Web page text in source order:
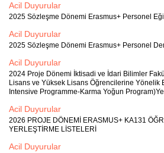
Acil Duyurular
2025 Sözleşme Dönemi Erasmus+ Personel
Acil Duyurular
2025 Sözleşme Dönemi Erasmus+ Personel
Acil Duyurular
2024 Proje Dönemi İktisadi ve İdari Bilimler
Lisans ve Yüksek Lisans Öğrencilerine Yönelik
Intensive Programme-Karma Yoğun
Acil Duyurular
2026 PROJE DÖNEMİ ERASMUS+ KA131
YERLEŞTİRME LİSTELERİ
Acil Duyurular